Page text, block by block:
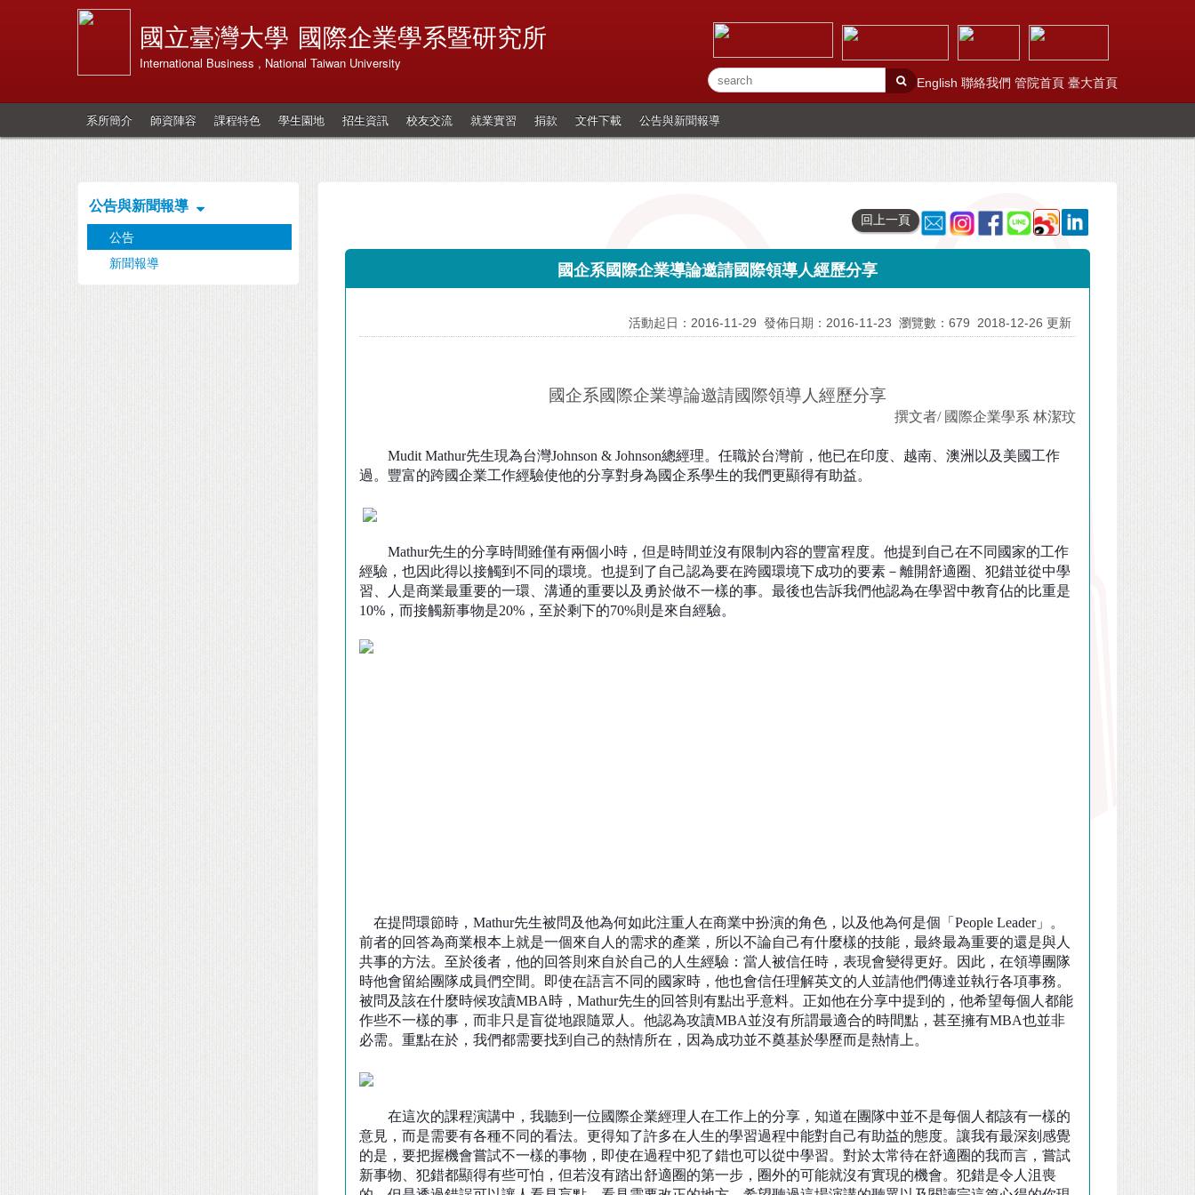
國立臺灣大學 國際企業學系暨研究所
International Business , National Taiwan University
English 聯絡我們 管院首頁 臺大首頁
系所簡介 師資陣容 課程特色 學生園地 招生資訊 校友交流 就業實習 捐款 文件下載 公告與新聞報導
公告與新聞報導
公告
新聞報導
回上一頁
國企系國際企業導論邀請國際領導人經歷分享
活動起日：2016-11-29 發佈日期：2016-11-23 瀏覽數：679 2018-12-26 更新
國企系國際企業導論邀請國際領導人經歷分享
撰文者/ 國際企業學系 林潔玟
Mudit Mathur先生現為台灣Johnson & Johnson總經理。任職於台灣前，他已在印度、越南、澳洲以及美國工作
過。豐富的跨國企業工作經驗使他的分享對身為國企系學生的我們更顯得有助益。
Mathur先生的分享時間雖僅有兩個小時，但是時間並沒有限制內容的豐富程度。他提到自己在不同國家的工作
經驗，也因此得以接觸到不同的環境。也提到了自己認為要在跨國環境下成功的要素－離開舒適圈、犯錯並從中學
習、人是商業最重要的一環、溝通的重要以及勇於做不一樣的事。最後也告訴我們他認為在學習中教育佔的比重是
10% ，而接觸新事物是20% ，至於剩下的70%則是來自經驗。
在提問環節時， Mathur先生被問及他為何如此注重人在商業中扮演的角色，以及他為何是個「 People Leader」。
前者的回答為商業根本上就是一個來自人的需求的產業，所以不論自己有什麼樣的技能，最終最為重要的還是與人
共事的方法。至於後者，他的回答則來自於自己的人生經驗：當人被信任時，表現會變得更好。因此，在領導團隊
時他會留給團隊成員們空間。即使在語言不同的國家時，他也會信任理解英文的人並請他們傳達並執行各項事務。
被問及該在什麼時候攻讀MBA時， Mathur先生的回答則有點出乎意料。正如他在分享中提到的，他希望每個人都能
作些不一樣的事，而非只是盲從地跟隨眾人。他認為攻讀MBA並沒有所謂最適合的時間點，甚至擁有MBA也並非
必需。重點在於，我們都需要找到自己的熱情所在，因為成功並不奠基於學歷而是熱情上。
在這次的課程演講中，我聽到一位國際企業經理人在工作上的分享，知道在團隊中並不是每個人都該有一樣的
意見，而是需要有各種不同的看法。更得知了許多在人生的學習過程中能對自己有助益的態度。讓我有最深刻感覺
的是，要把握機會嘗試不一樣的事物，即使在過程中犯了錯也可以從中學習。對於太常待在舒適圈的我而言，嘗試
新事物、犯錯都顯得有些可怕，但若沒有踏出舒適圈的第一步，圈外的可能就沒有實現的機會。犯錯是令人沮喪